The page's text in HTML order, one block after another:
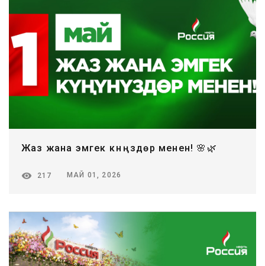
Жаз жана эмгек күнүңүздөр менен! 🌸🌿
217 МАЙ 01, 2026